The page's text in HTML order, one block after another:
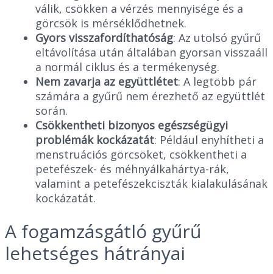
válik, csökken a vérzés mennyisége és a
görcsök is mérséklődhetnek.
Gyors visszafordíthatóság: Az utolsó gyűrű
eltávolítása után általában gyorsan visszaáll
a normál ciklus és a termékenység.
Nem zavarja az együttlétet: A legtöbb pár
számára a gyűrű nem érezhető az együttlét
során.
Csökkentheti bizonyos egészségügyi
problémák kockázatát: Például enyhítheti a
menstruációs görcsöket, csökkentheti a
petefészek- és méhnyálkahártya-rák,
valamint a petefészekciszták kialakulásának
kockázatát.
A fogamzásgátló gyűrű
lehetséges hátrányai